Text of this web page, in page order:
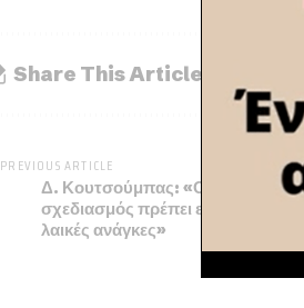
Share This Article
PREVIOUS ARTICLE
Δ. Κουτσούμπας: «Ο ενεργειακός
σχεδιασμός πρέπει εξυπηρετεί τις
λαικές ανάγκες»